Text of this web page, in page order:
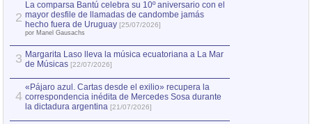
2
La comparsa Bantú celebra su 10º aniversario con el
mayor desfile de llamadas de candombe jamás
hecho fuera de Uruguay [25/07/2026]
por Manel Gausachs
3 Margarita Laso lleva la música ecuatoriana a La Mar
de Músicas [22/07/2026]
4
«Pájaro azul. Cartas desde el exilio» recupera la
correspondencia inédita de Mercedes Sosa durante
la dictadura argentina [21/07/2026]